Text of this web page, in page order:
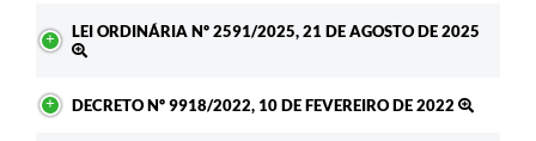
LEI ORDINÁRIA Nº 2591/2025, 21 DE AGOSTO DE 2025
DECRETO Nº 9918/2022, 10 DE FEVEREIRO DE 2022